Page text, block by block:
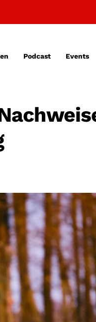
Podcast Events